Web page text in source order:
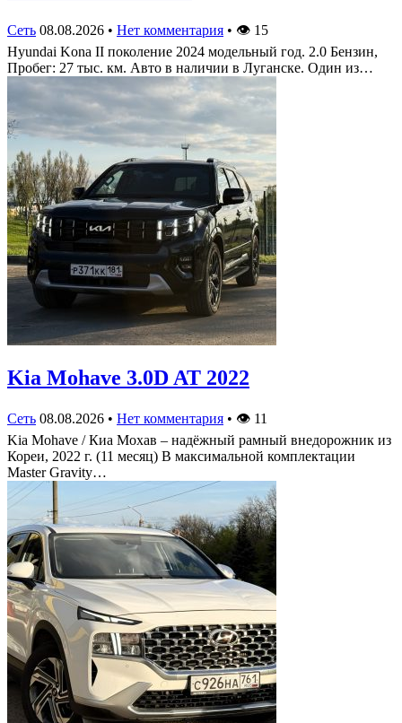
Сеть 08.08.2026 • Нет комментария • 👁 15
Hyundai Kona II поколение 2024 модельный год. 2.0 Бензин,
Пробег: 27 тыс. км. Авто в наличии в Луганске. Один из…
Kia Mohave 3.0D AT 2022
Сеть 08.08.2026 • Нет комментария • 👁 11
Kia Mohave / Киа Мохав – надёжный рамный внедорожник из
Кореи, 2022 г. (11 месяц) В максимальной комплектации
Master Gravity…